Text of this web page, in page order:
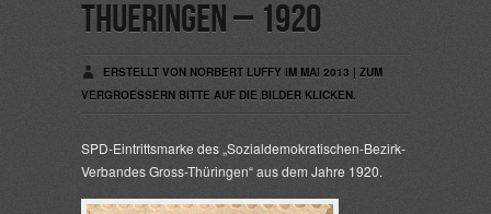
Thueringen – 1920
ERSTELLT VON NORBERT LUFFY IM MAI 2013 | ZUM
VERGROESSERN BITTE AUF DIE BILDER KLICKEN.
SPD-Eintrittsmarke des „Sozialdemokratischen-Bezirk-
Verbandes Gross-Thüringen“ aus dem Jahre 1920.